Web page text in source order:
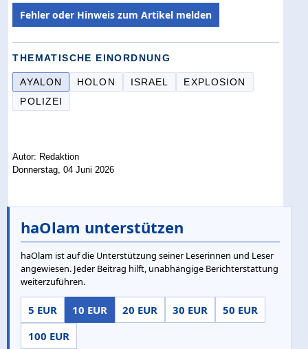
Fehler oder Hinweis zum Artikel melden
THEMATISCHE EINORDNUNG
AYALON HOLON ISRAEL
EXPLOSION
POLIZEI
Autor: Redaktion
Donnerstag, 04 Juni 2026
haOlam unterstützen
haOlam ist auf die Unterstützung seiner Leserinnen und Leser
angewiesen. Jeder Beitrag hilft, unabhängige Berichterstattung
weiterzuführen.
5 EUR 10 EUR 20 EUR 30 EUR
50 EUR
100 EUR